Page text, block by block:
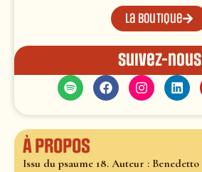
La boutique
Suivez-nous
À propos
Issu du psaume 18. Auteur : Benedetto